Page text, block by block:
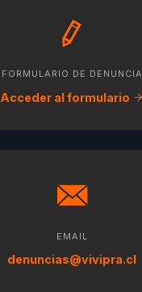
FORMULARIO DE DENUNCIA
Acceder al formulario
EMAIL
denuncias@vivipra.cl